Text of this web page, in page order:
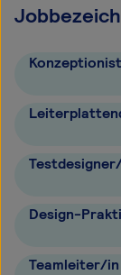
Design-
Teamleiter/